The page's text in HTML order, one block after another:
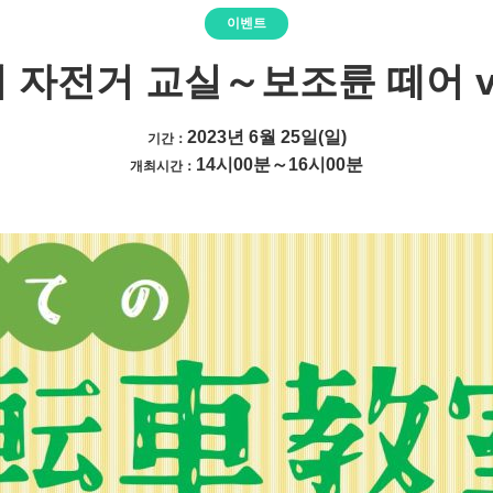
이벤트
자전거 교실～보조륜 떼어
기간： 2023년 6월 25일(일)
개최시간： 14시00분～16시00분